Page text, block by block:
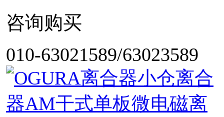
咨询购买
010-63021589/63023589